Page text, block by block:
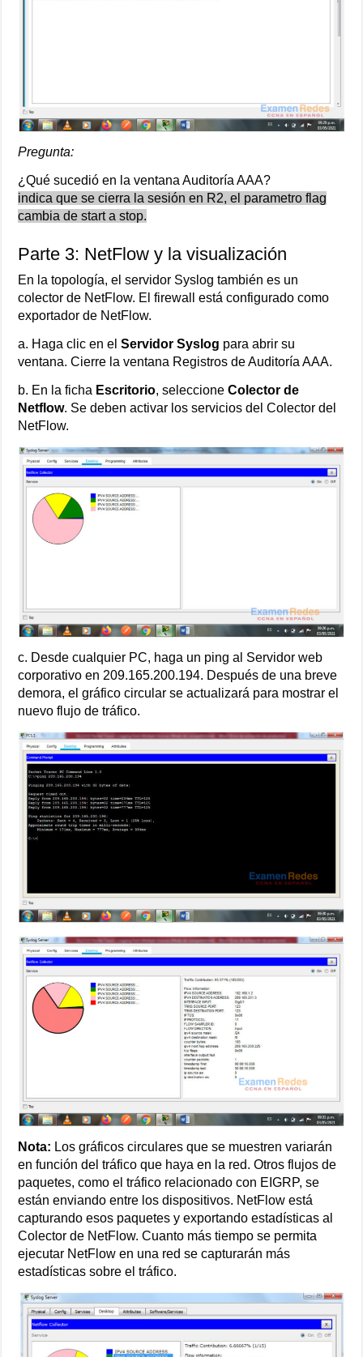
Pregunta:
¿Qué sucedió en la ventana Auditoría AAA?
indica que se cierra la sesión en R2, el parametro flag
cambia de start a stop.
Parte 3: NetFlow y la visualización
En la topología, el servidor Syslog también es un
colector de NetFlow. El firewall está configurado como
exportador de NetFlow.
a. Haga clic en elServidor Syslog para abrir su
ventana. Cierre la ventana Registros de Auditoría AAA.
b. En la ficha Escritorio, seleccioneColector de
Netflow. Se deben activar los servicios del Colector del
NetFlow.
c. Desde cualquier PC, haga un ping al Servidor web
corporativo en 209.165.200.194. Después de una breve
demora, el gráfico circular se actualizará para mostrar el
nuevo flujo de tráfico.
Nota: Los gráficos circulares que se muestren variarán
en función del tráfico que haya en la red. Otros flujos de
paquetes, como el tráfico relacionado con EIGRP, se
están enviando entre los dispositivos. NetFlow está
capturando esos paquetes y exportando estadísticas al
Colector de NetFlow. Cuanto más tiempo se permita
ejecutar NetFlow en una red se capturarán más
estadísticas sobre el tráfico.